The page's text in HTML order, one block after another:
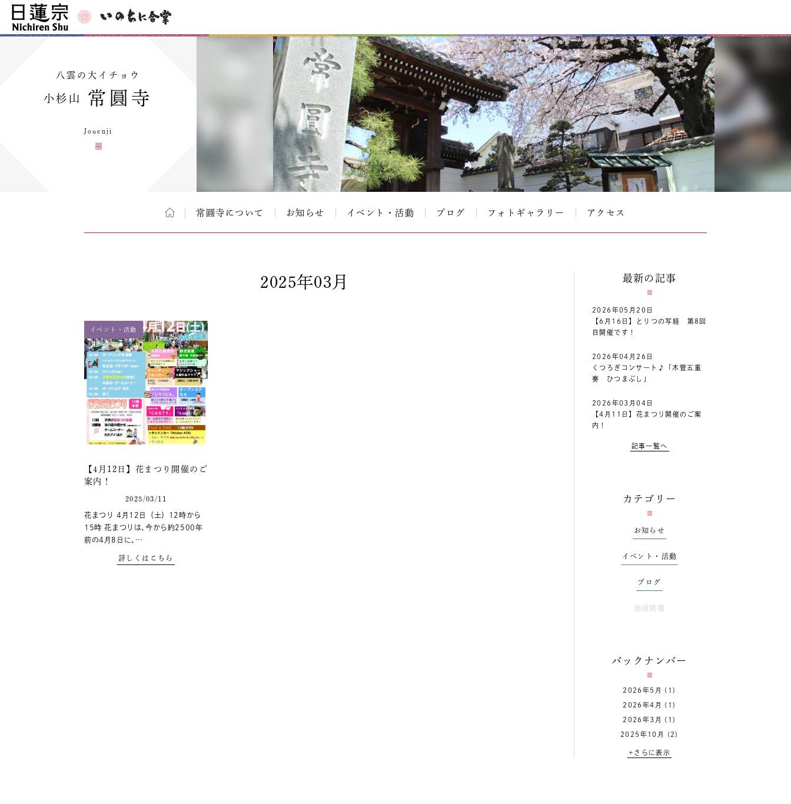
八雲の大イチョウ
小杉山 常圓寺
Jouenji
常圓寺について お知らせ イベント・活動 ブログ フォトギャラリー アクセス
2025年03月
イベント・活動
【4月12日】花まつり開催のご
案内！
2025/03/11
花まつり 4月12日（土）12時から
15時 花まつりは､今から約2500年
前の4月8日に､…
詳しくはこちら
最新の記事
2026年05月20日
【6月16日】とりつの写経 第8回
目開催です！
2026年04月26日
くつろぎコンサート♪「木管五重
奏 ひつまぶし」
2026年03月04日
【4月11日】花まつり開催のご案
内！
記事一覧へ
カテゴリー
お知らせ
イベント・活動
ブログ
地域情報
バックナンバー
2026年5月 (1)
2026年4月 (1)
2026年3月 (1)
2025年10月 (2)
+さらに表示